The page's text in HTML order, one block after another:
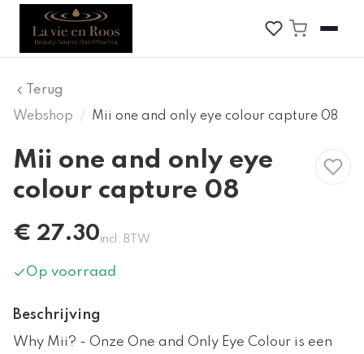
Terug
Webshop
/ Mii one and only eye colour capture 08
Mii one and only eye
colour capture 08
€ 27.30incl. BTW
Op voorraad
Beschrijving
Why Mii? - Onze One and Only Eye Colour is een